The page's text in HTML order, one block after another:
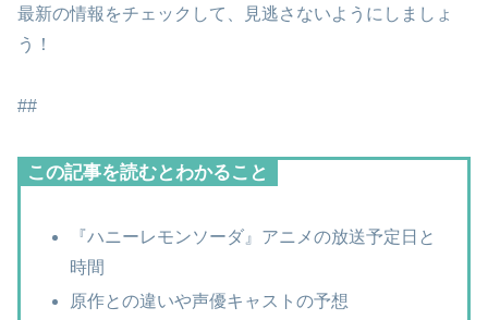
最新の情報をチェックして、見逃さないようにしましょ
う！
##
この記事を読むとわかること
『ハニーレモンソーダ』アニメの放送予定日と
時間
原作との違いや声優キャストの予想